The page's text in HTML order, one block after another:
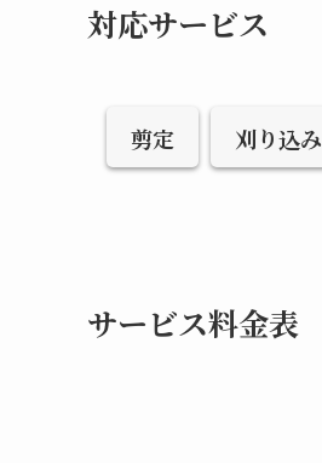
対応サービス
剪定 刈り込み
サービス料金表